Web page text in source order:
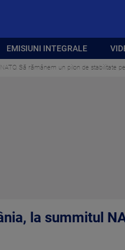
EMISIUNI INTEGRALE
Să rămânem un pilon de stabilitate
la summitul